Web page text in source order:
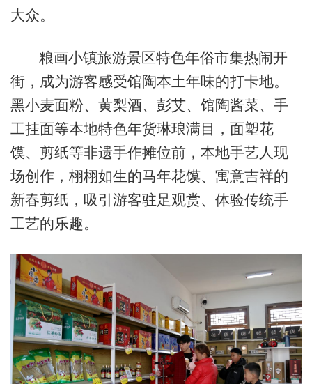
大众。
粮画小镇旅游景区特色年俗市集热闹开
街，成为游客感受馆陶本土年味的打卡地。
黑小麦面粉、黄梨酒、彭艾、馆陶酱菜、手
工挂面等本地特色年货琳琅满目，面塑花
馍、剪纸等非遗手作摊位前，本地手艺人现
场创作，栩栩如生的马年花馍、寓意吉祥的
新春剪纸，吸引游客驻足观赏、体验传统手
工艺的乐趣。